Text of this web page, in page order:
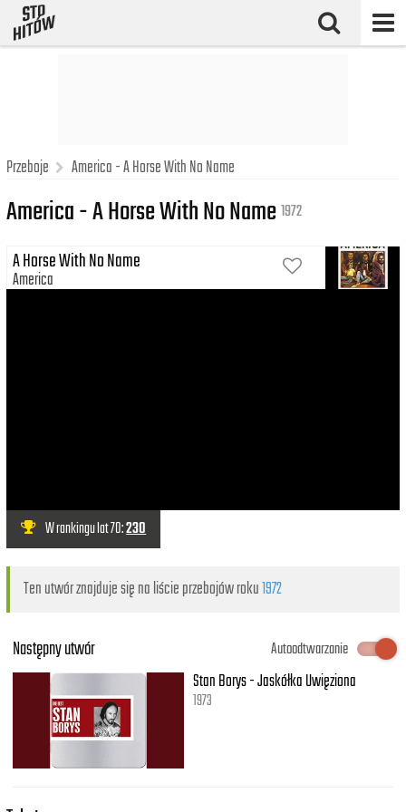
Przeboje America - A Horse With No Name
America - A Horse With No Name1972
A Horse With No Name
America
W rankingu lat 70:230
Ten utwór znajduje się na liście przebojów roku1972
Następny utwór
Autoodtwarzanie
Stan Borys - Jaskółka Uwięziona
1973